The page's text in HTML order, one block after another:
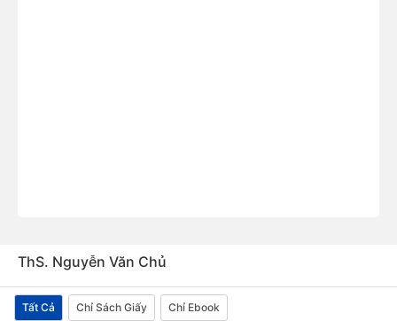
ThS. Nguyễn Văn Chủ
Tất Cả Chỉ Sách Giấy Chỉ Ebook